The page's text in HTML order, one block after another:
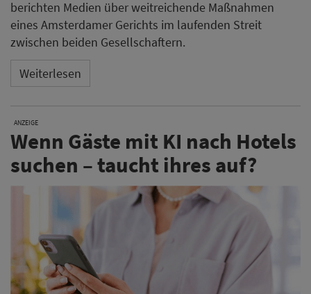
berichten Medien über weitreichende Maßnahmen
eines Amsterdamer Gerichts im laufenden Streit
zwischen beiden Gesellschaftern.
Weiterlesen
ANZEIGE
Wenn Gäste mit KI nach Hotels
suchen – taucht ihres auf?